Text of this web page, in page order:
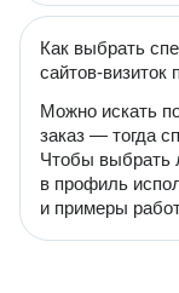
Как выбрать
сайтов-визиток
Можно искать
заказ — тогда
Чтобы выбрать
в профиль
и примеры